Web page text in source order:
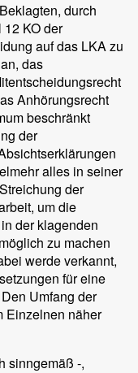
durch
KO der
auf das LKA zu
das
Anhörungsrecht
beschränkt
der
alles in seiner
der
um die
der klagenden
zu machen
werde verkannt,
für eine
Umfang der
Einzelnen näher
sinngemäß -,